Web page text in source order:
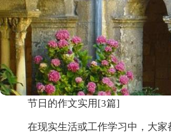
节日的作文实用[3篇]
在现实生活或工作学习中，大家